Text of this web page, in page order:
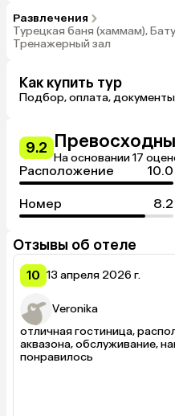
Развлечения
Турецкая баня (хаммам),
Тренажерный зал
Как купить тур
Подбор, оплата, документы
9.2
На основании 17
Расположение 10.0
Номер 8.2
Отзывы об отеле
10 13 апреля 2026 г.
Veronika
отличная гостиница,
аквазона, обслуживание,
понравилось